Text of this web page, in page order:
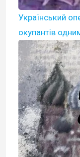
Український
окупантів